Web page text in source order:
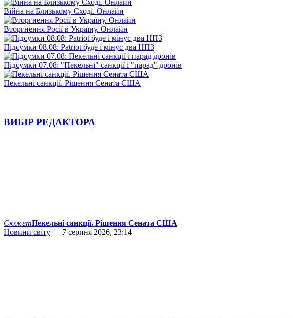
Війна на Близькому Сході. Онлайн
Вторгнення Росії в Україну. Онлайн
Підсумки 08.08: Patriot буде і мінус два НПЗ
Підсумки 07.08: "Пекельні" санкції і "парад" дронів
Пекельні санкції. Рішення Сената США
ВИБІР РЕДАКТОРА
СюжетПекельні санкції. Рішення Сената США
Новини світу — 7 серпня 2026, 23:14